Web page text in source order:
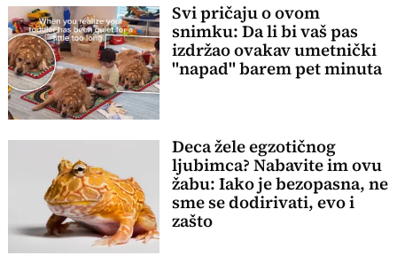
Svi pričaju o ovom
snimku: Da li bi vaš pas
izdržao ovakav umetnički
"napad" barem pet minuta
Deca žele egzotičnog
ljubimca? Nabavite im ovu
žabu: Iako je bezopasna, ne
sme se dodirivati, evo i
zašto